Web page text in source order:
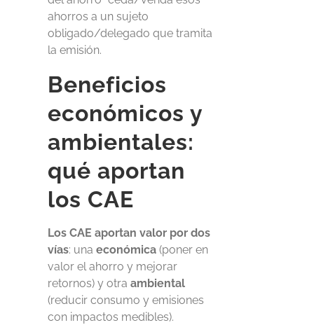
ahorros a un sujeto
obligado/delegado que tramita
la emisión.
Beneficios
económicos y
ambientales:
qué aportan
los CAE
Los CAE aportan valor por dos
vías: una económica(poner en
valor el ahorro y mejorar
retornos) y otra ambiental
(reducir consumo y emisiones
con impactos medibles).